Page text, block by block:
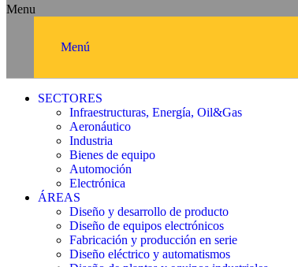
Menu
Menú
SECTORES
Infraestructuras, Energía, Oil&Gas
Aeronáutico
Industria
Bienes de equipo
Automoción
Electrónica
ÁREAS
Diseño y desarrollo de producto
Diseño de equipos electrónicos
Fabricación y producción en serie
Diseño eléctrico y automatismos